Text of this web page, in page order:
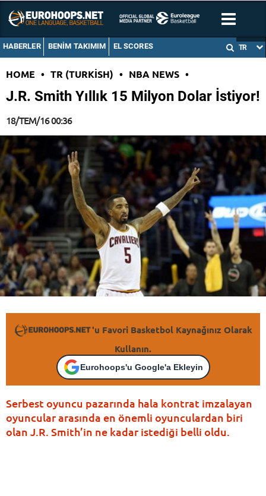
HABERLER BENIM TAKIMIM EL SCORES TR
HOME • TR (TURKISH) • NBA NEWS •
J.R. Smith Yıllık 15 Milyon Dolar İstiyor!
18/TEM/16 00:36
'u Favori Basketbol Kaynağınız Olarak
Kullanın.
Eurohoops'u Google'a Ekleyin
Serbest oyuncu pazarında hala kontrat imzalayan
oyuncular arasında en önemli oyunculardan biri
olan J.R. Smith’in ne kadar istediği belli oldu.